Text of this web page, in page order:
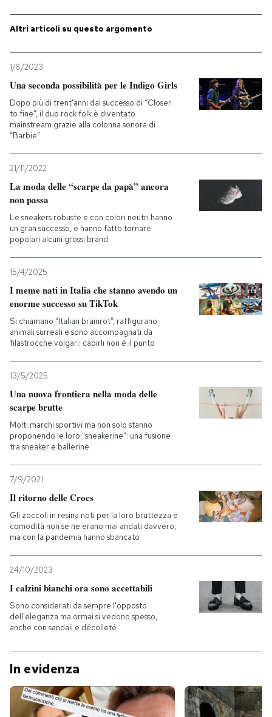
Altri articoli su questo argomento
1/8/2023
Una seconda possibilità per le Indigo Girls
Dopo più di trent'anni dal successo di “Closer
to fine”, il duo rock folk è diventato
mainstream grazie alla colonna sonora di
“Barbie”
21/11/2022
La moda delle “scarpe da papà” ancora
non passa
Le sneakers robuste e con colori neutri hanno
un gran successo, e hanno fatto tornare
popolari alcuni grossi brand
15/4/2025
I meme nati in Italia che stanno avendo un
enorme successo su TikTok
Si chiamano “Italian brainrot”, raffigurano
animali surreali e sono accompagnati da
filastrocche volgari: capirli non è il punto
13/5/2025
Una nuova frontiera nella moda delle
scarpe brutte
Molti marchi sportivi ma non solo stanno
proponendo le loro "sneakerine": una fusione
tra sneaker e ballerine
7/9/2021
Il ritorno delle Crocs
Gli zoccoli in resina noti per la loro bruttezza e
comodità non se ne erano mai andati davvero,
ma con la pandemia hanno sbancato
24/10/2023
I calzini bianchi ora sono accettabili
Sono considerati da sempre l'opposto
dell'eleganza ma ormai si vedono spesso,
anche con sandali e décolleté
In evidenza